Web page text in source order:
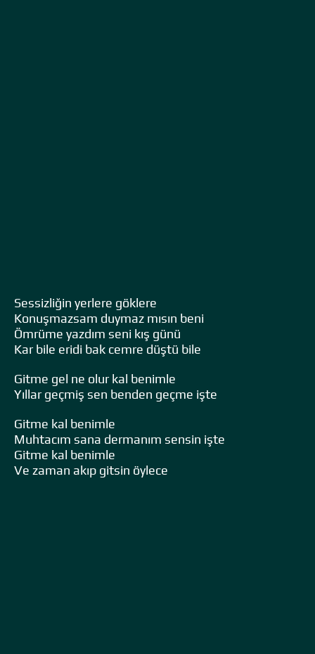
Sessizliğin yerlere göklere
Konuşmazsam duymaz mısın beni
Ömrüme yazdım seni kış günü
Kar bile eridi bak cemre düştü bile
Gitme gel ne olur kal benimle
Yıllar geçmiş sen benden geçme işte
Gitme kal benimle
Muhtacım sana dermanım sensin işte
Gitme kal benimle
Ve zaman akıp gitsin öylece